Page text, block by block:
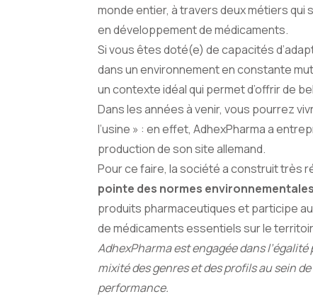
monde entier, à travers deux métiers
en développement de médicaments.
Si vous êtes doté(e) de capacités
dans un environnement en constante
un contexte idéal qui permet d’offrir de
Dans les années à venir, vous pourrez
l’usine » : en effet, AdhexPharma a
production de son site allemand.
Pour ce faire, la société a construit très
pointe des normes environnementales
produits pharmaceutiques et participe au
de médicaments essentiels sur le
AdhexPharma est engagée dans
mixité des genres et des profils au sein
performance.